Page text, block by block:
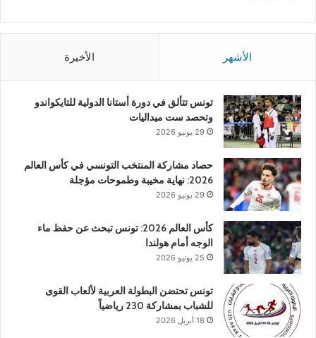
الأشهر الأخيرة
تونس تتألق في دورة أستانا الدولية للتايكواندو
وتحصد ست ميداليات
29 يونيو 2026
حصاد مشاركة المنتخب التونسي في كأس العالم
2026: نهاية مخيبة وطموحات مؤجلة
29 يونيو 2026
كأس العالم 2026: تونس تبحث عن حفظ ماء
الوجه أمام هولندا
25 يونيو 2026
تونس تحتضن البطولة العربية لألعاب القوى
للشباب بمشاركة 230 رياضياً
18 أبريل 2026